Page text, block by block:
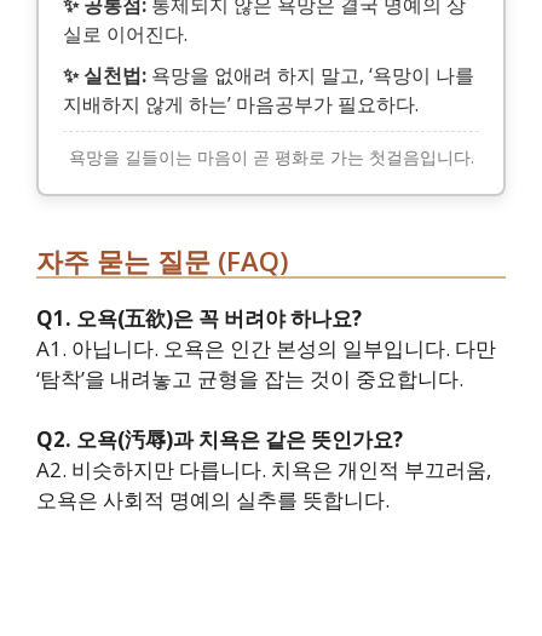
실로 이어진다.
✨ 실천법: 욕망을 없애려 하지 말고, ‘욕망이 나를
지배하지 않게 하는’ 마음공부가 필요하다.
욕망을 길들이는 마음이 곧 평화로 가는 첫걸음입니다.
자주 묻는 질문 (FAQ)
Q1. 오욕(五欲)은 꼭 버려야 하나요?
A1. 아닙니다. 오욕은 인간 본성의 일부입니다. 다만
‘탐착’을 내려놓고 균형을 잡는 것이 중요합니다.
Q2. 오욕(汚辱)과 치욕은 같은 뜻인가요?
A2. 비슷하지만 다릅니다. 치욕은 개인적 부끄러움,
오욕은 사회적 명예의 실추를 뜻합니다.